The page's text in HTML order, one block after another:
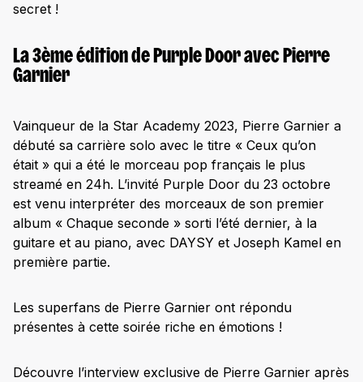
secret !
La 3ème édition de Purple Door avec Pierre
Garnier
Vainqueur de la Star Academy 2023, Pierre Garnier a
débuté sa carrière solo avec le titre « Ceux qu’on
était » qui a été le morceau pop français le plus
streamé en 24h. L’invité Purple Door du 23 octobre
est venu interpréter des morceaux de son premier
album « Chaque seconde » sorti l’été dernier, à la
guitare et au piano, avec DAYSY et Joseph Kamel en
première partie.
Les superfans de Pierre Garnier ont répondu
présentes à cette soirée riche en émotions !
Découvre l’interview exclusive de Pierre Garnier après